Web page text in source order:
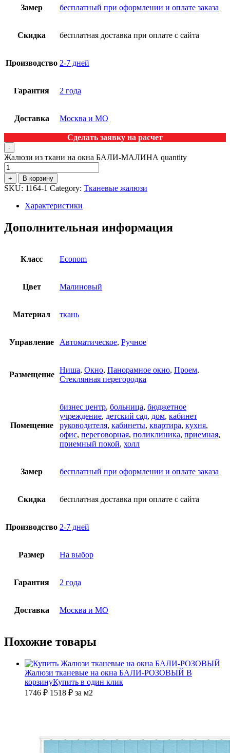
Замер бесплатный при оформлении и оплате заказа
Скидка бесплатная доставка при оплате с сайта
Производство 2-7 дней
Гарантия 2 года
Доставка Москва и МО
Сделать заявку на расчет
-
Жалюзи из ткани на окна БАЛИ-МАЛИНА quantity
+ В корзину
SKU: 1164-1 Category: Тканевые жалюзи
Характеристики
Дополнительная информация
Класс Econom
Цвет Малиновый
Материал ткань
Управление Автоматическое, Ручное
Размещение
Ниша, Окно, Панорамное окно, Проем,
Стеклянная перегородка
Помещение
бизнес центр, больница, бюджетное
учреждение, детский сад, дом, кабинет
руководителя, кабинеты, квартира, кухня,
офис, переговорная, поликлиника, приемная,
приемный покой, холл
Замер бесплатный при оформлении и оплате заказа
Скидка бесплатная доставка при оплате с сайта
Производство 2-7 дней
Размер На выбор
Гарантия 2 года
Доставка Москва и МО
Похожие товары
Жалюзи тканевые на окна БАЛИ-РОЗОВЫЙ В
корзинуКупить в один клик
1746 ₽ 1518 ₽ за м2